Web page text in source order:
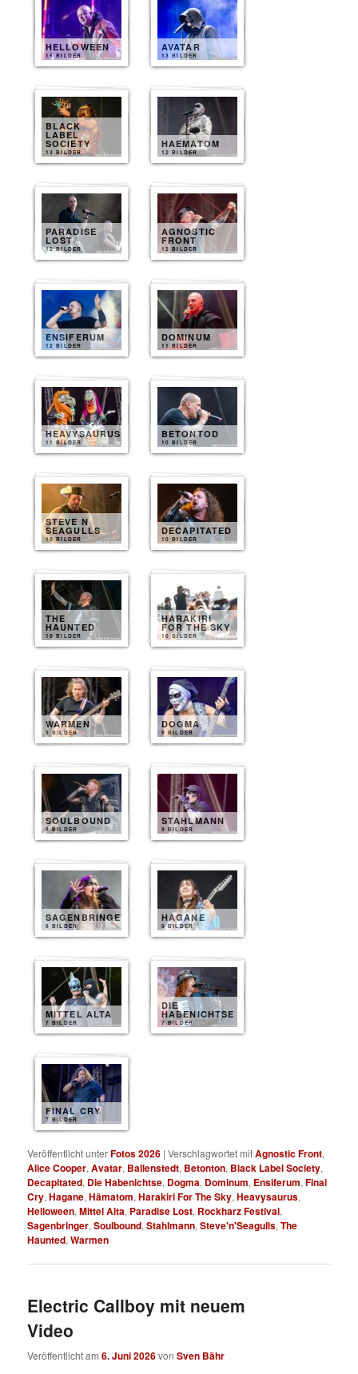
HELLOWEEN
15 BILDER
AVATAR
13 BILDER
BLACK
LABEL
SOCIETY
13 BILDER
HAEMATOM
12 BILDER
PARADISE
LOST
12 BILDER
AGNOSTIC
FRONT
12 BILDER
ENSIFERUM
12 BILDER
DOMINUM
11 BILDER
HEAVYSAURUS
11 BILDER
BETONTOD
10 BILDER
STEVE N
SEAGULLS
10 BILDER
DECAPITATED
10 BILDER
THE
HAUNTED
10 BILDER
HARAKIRI
FOR THE SKY
10 BILDER
WARMEN
9 BILDER
DOGMA
9 BILDER
SOULBOUND
9 BILDER
STAHLMANN
9 BILDER
SAGENBRINGER
8 BILDER
HAGANE
8 BILDER
MITTEL ALTA
7 BILDER
DIE
HABENICHTSE
7 BILDER
FINAL CRY
7 BILDER
Veröffentlicht unterFotos 2026 |Verschlagwortet mitAgnostic Front,
Alice Cooper,Avatar, Ballenstedt, Betonton, Black Label Society,
Decapitated, Die Habenichtse, Dogma, Dominum, Ensiferum,Final
Cry,Hagane,Hämatom,Harakiri For The Sky,Heavysaurus,
Helloween,Mittel Alta, Paradise Lost, Rockharz Festival,
Sagenbringer,Soulbound,Stahlmann,Steve'n'Seagulls,The
Haunted,Warmen
Electric Callboy mit neuem
Video
Veröffentlicht am6. Juni 2026vonSven Bähr